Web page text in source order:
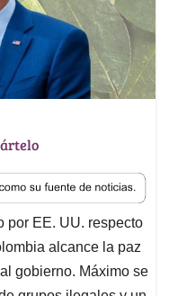
por EE. UU. respecto
alcance la paz
gobierno. Máximo se